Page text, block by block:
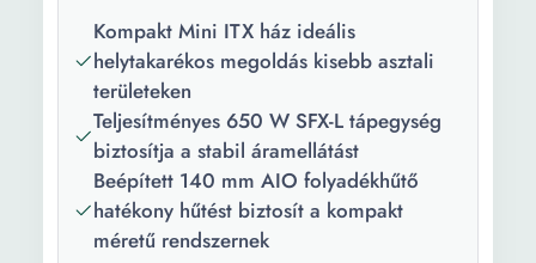
Stabil számú
belső aljzatok:
Egyéb:
Súly:
6.53 kg
Formátum:
Mini ITX
Szín:
Matt fehér
Kompakt Mini ITX ház ideális
helytakarékos megoldás kisebb asztali
területeken
Teljesítményes 650 W SFX-L tápegység
biztosítja a stabil áramellátást
Beépített 140 mm AIO folyadékhűtő
hatékony hűtést biztosít a kompakt
méretű rendszernek